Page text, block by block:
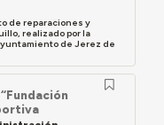
de reparaciones y
realizado por la
de Jerez de